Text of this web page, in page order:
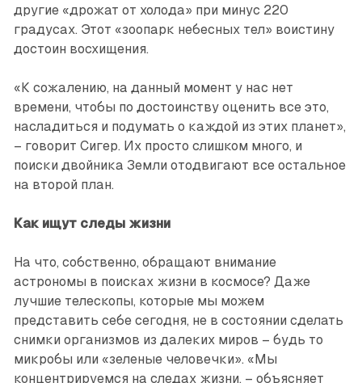
другие «дрожат от холода» при минус 220
градусах. Этот «зоопарк небесных тел» воистину
достоин восхищения.
«К сожалению, на данный момент у нас нет
времени, чтобы по достоинству оценить все это,
насладиться и подумать о каждой из этих планет»,
– говорит Сигер. Их просто слишком много, и
поиски двойника Земли отодвигают все остальное
на второй план.
Как ищут следы жизни
На что, собственно, обращают внимание
астрономы в поисках жизни в космосе? Даже
лучшие телескопы, которые мы можем
представить себе сегодня, не в состоянии сделать
снимки организмов из далеких миров – будь то
микробы или «зеленые человечки». «Мы
концентрируемся на следах жизни, – объясняет